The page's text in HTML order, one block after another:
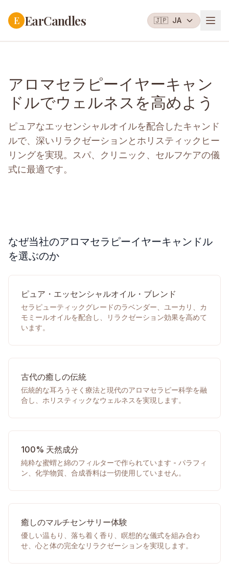
E EarCandles 🇯🇵 JA
アロマセラピーイヤーキャン
ドルでウェルネスを高めよう
ピュアなエッセンシャルオイルを配合したキャンド
ルで、深いリラクゼーションとホリスティックヒー
リングを実現。スパ、クリニック、セルフケアの儀
式に最適です。
なぜ当社のアロマセラピーイヤーキャンドル
を選ぶのか
ピュア・エッセンシャルオイル・ブレンド
セラピューティックグレードのラベンダー、ユーカリ、カ
モミールオイルを配合し、リラクゼーション効果を高めて
います。
古代の癒しの伝統
伝統的な耳ろうそく療法と現代のアロマセラピー科学を融
合し、ホリスティックなウェルネスを実現します。
100% 天然成分
純粋な蜜蝟と綿のフィルターで作られています - パラフィ
ン、化学物質、合成香料は一切使用していません。
癒しのマルチセンサリー体験
優しい温もり、落ち着く香り、瞑想的な儀式を組み合わ
せ、心と体の完全なリラクゼーションを実現します。